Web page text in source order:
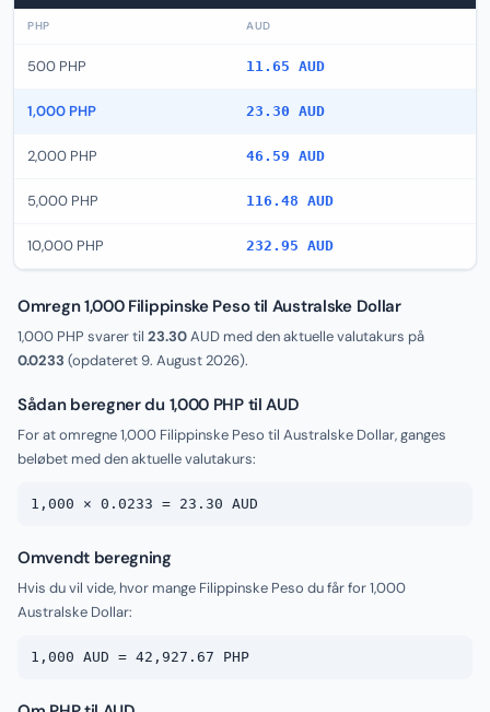
PHP AUD
500 PHP 11.65 AUD
1,000 PHP 23.30 AUD
2,000 PHP 46.59 AUD
5,000 PHP 116.48 AUD
10,000 PHP 232.95 AUD
Omregn 1,000 Filippinske Peso til Australske Dollar
1,000 PHP svarer til 23.30AUD med den aktuelle valutakurs på
0.0233 (opdateret9. August 2026).
Sådan beregner du 1,000 PHP til AUD
For at omregne 1,000 Filippinske Peso til Australske Dollar, ganges
beløbet med den aktuelle valutakurs:
1,000 × 0.0233 = 23.30 AUD
Omvendt beregning
Hvis du vil vide, hvor mange Filippinske Peso du får for 1,000
Australske Dollar:
1,000 AUD = 42,927.67 PHP